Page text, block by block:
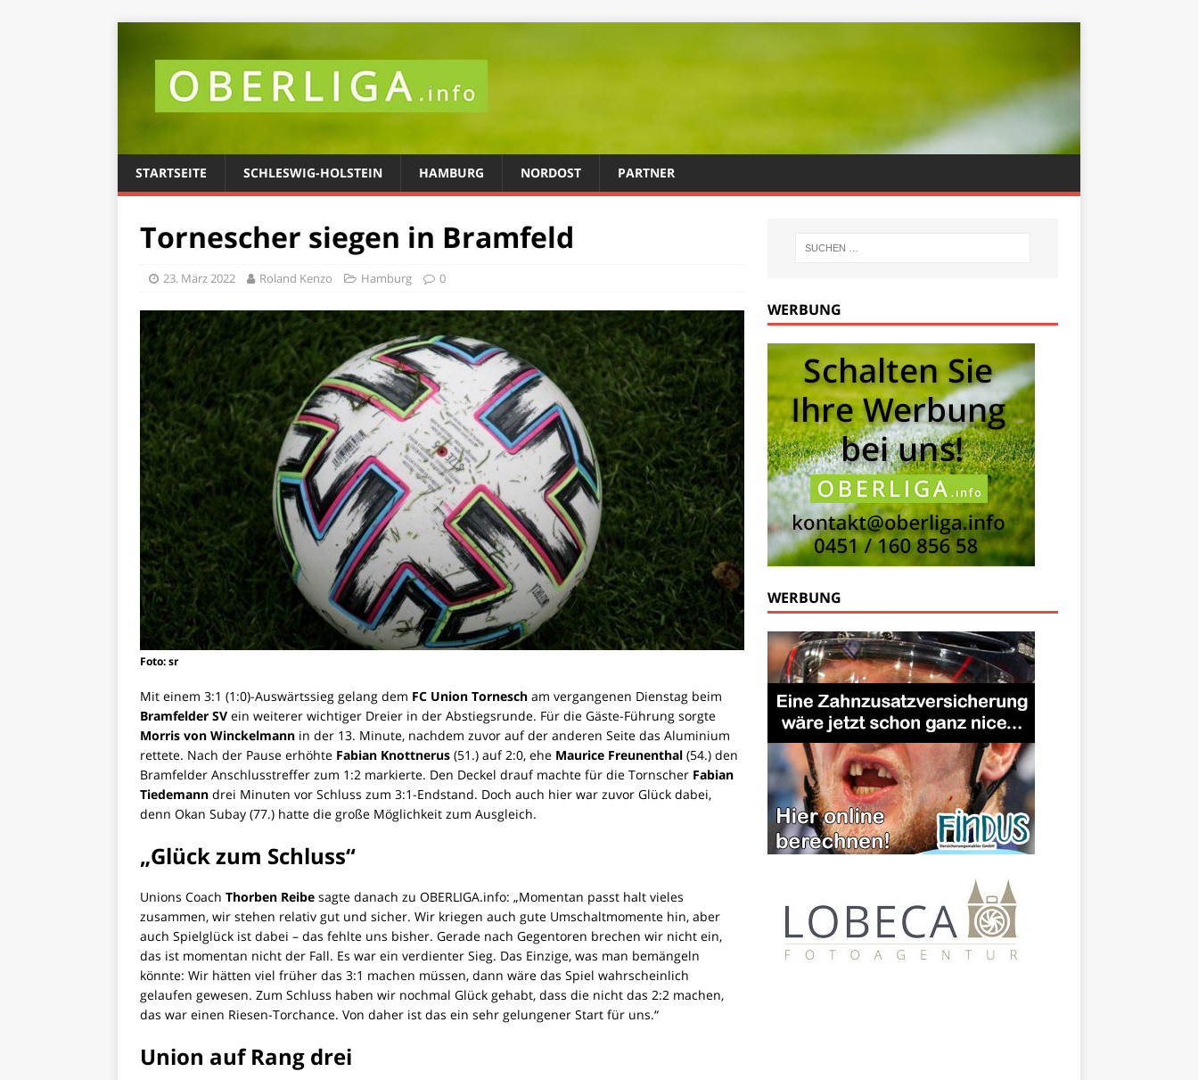
STARTSEITE SCHLESWIG-HOLSTEIN HAMBURG NORDOST PARTNER
Tornescher siegen in Bramfeld
23. März 2022 Roland Kenzo Hamburg 0
Foto: sr
Mit einem 3:1 (1:0)-Auswärtssieg gelang dem FC Union Tornesch am vergangenen Dienstag beim
Bramfelder SV ein weiterer wichtiger Dreier in der Abstiegsrunde. Für die Gäste-Führung sorgte
Morris von Winckelmann in der 13. Minute, nachdem zuvor auf der anderen Seite das Aluminium
rettete. Nach der Pause erhöhte Fabian Knottnerus (51.) auf 2:0, ehe Maurice Freunenthal (54.) den
Bramfelder Anschlusstreffer zum 1:2 markierte. Den Deckel drauf machte für die Tornscher Fabian
Tiedemann drei Minuten vor Schluss zum 3:1-Endstand. Doch auch hier war zuvor Glück dabei,
denn Okan Subay (77.) hatte die große Möglichkeit zum Ausgleich.
„Glück zum Schluss“
Unions Coach Thorben Reibe sagte danach zu OBERLIGA.info: „Momentan passt halt vieles
zusammen, wir stehen relativ gut und sicher. Wir kriegen auch gute Umschaltmomente hin, aber
auch Spielglück ist dabei – das fehlte uns bisher. Gerade nach Gegentoren brechen wir nicht ein,
das ist momentan nicht der Fall. Es war ein verdienter Sieg. Das Einzige, was man bemängeln
könnte: Wir hätten viel früher das 3:1 machen müssen, dann wäre das Spiel wahrscheinlich
gelaufen gewesen. Zum Schluss haben wir nochmal Glück gehabt, dass die nicht das 2:2 machen,
das war einen Riesen-Torchance. Von daher ist das ein sehr gelungener Start für uns.“
Union auf Rang drei
WERBUNG
WERBUNG